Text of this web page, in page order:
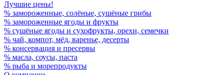
Лучшие цены!
% замороженные, солёные, сушёные грибы
% замороженные ягоды и фрукты
% сушёные ягоды и сухофрукты, орехи, семечки
% чай, компот, мёд, варенье, десерты
% консервация и пресервы
% масла, соусы, паста
% рыба и морепродукты